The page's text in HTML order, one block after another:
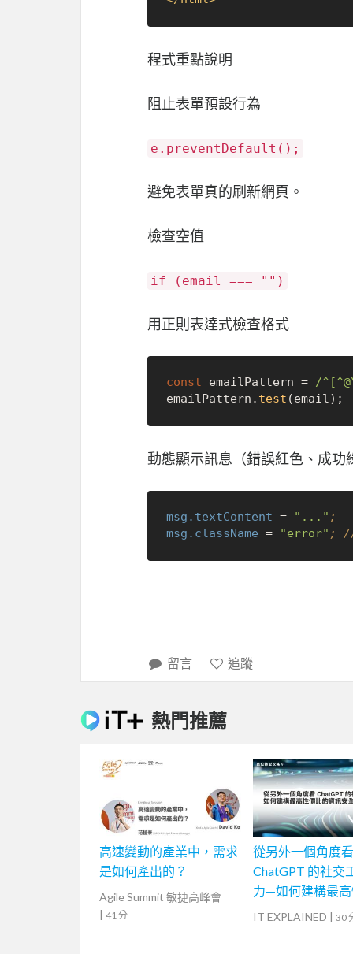
程式重點說明
阻止表單預設行為
e.preventDefault();
避免表單真的刷新網頁。
檢查空值
if (email === "")
用正則表達式檢查格式
const emailPattern = /
emailPattern. test
動態顯示訊息（錯誤紅色、成功
msg.textContent = "..." ;
msg.className = "error" ; //
留言 追蹤
熱門推薦
高速變動的產業中，需求
是如何產出的？
Agile Summit 敏捷高峰會
| 41 分
從另外一個角度看
ChatGPT 的社交
力—如何建構最高
的資訊安全防線
IT EXPLAINED | 30